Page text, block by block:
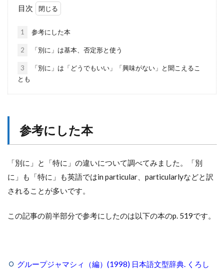
目次
1 参考にした本
2 「別に」は基本、否定形と使う
3
「別に」は「どうでもいい」「興味がない」と聞こえるこ
とも
参考にした本
「別に」と「特に」の違いについて調べてみました。「別
に」も「特に」も英語ではin particular、particularlyなどと訳
されることが多いです。
この記事の前半部分で参考にしたのは以下の本のp. 519です。
グループジャマシィ（編）(1998) 日本語文型辞典. くろし